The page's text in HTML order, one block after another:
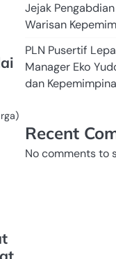
Jejak
Warisan
PLN Pusertif
Manager Eko
dan
Recent
No comments to